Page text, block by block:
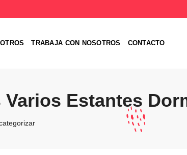
TRABAJA CON NOSOTROS CONTACTO
Varios Estantes